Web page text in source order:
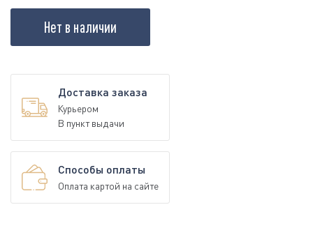
Нет в наличии
Доставка заказа
Курьером
В пункт выдачи
Способы оплаты
Оплата картой на сайте